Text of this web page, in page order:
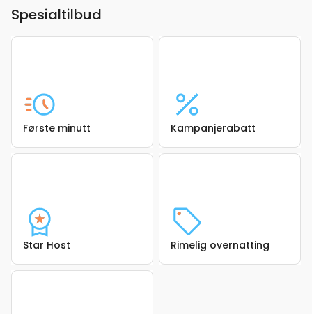
Spesialtilbud
Første minutt Kampanjerabatt
Star Host Rimelig overnatting